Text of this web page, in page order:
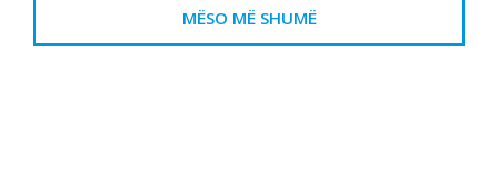
MËSO MË SHUMË